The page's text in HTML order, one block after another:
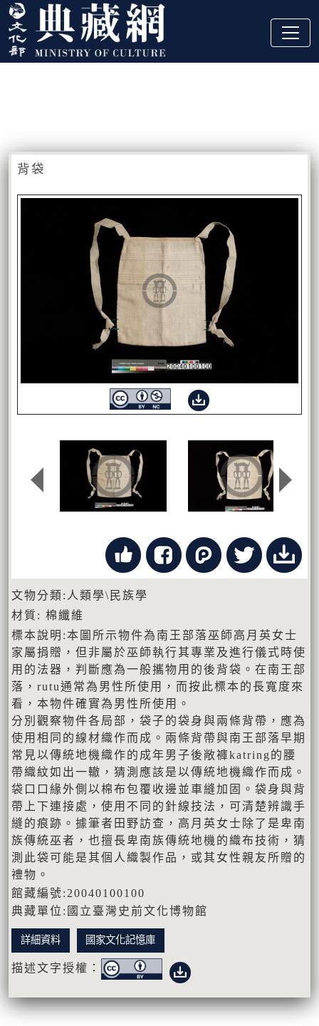
跳到主要內容
:::
背袋
文物分類:人類學\民族學
材質: 棉纖維
標本說明:本圖所示物件為南王部落巫師高月英女士
家屬捐贈，但非屬於巫師執行其專業及進行儀式時使
用的法器，判斷應為一般攜物用的後背袋。在南王部
落，rutu通常為男性所使用，而按此標本的長寬度來
看，本物件確實為男性所使用。
分別觀察物件各局部，袋子的袋身與兩條背帶，應為
使用相同的線材織作而成。兩條背帶與南王部落早期
常見以傳統地機織作的成年男子後敞褲katring的腰
帶織紋如出一轍，猜測應該是以傳統地機織作而成。
袋口口緣外側以棉布包覆收邊並車縫加固。袋身與背
帶上下連接處，使用不同的針線技法，可清楚辨識手
縫的痕跡。據筆者田野訪查，高月英女士除了是卑南
族傳統巫者，也擅長卑南族傳統地機的織布技術，猜
測此袋可能是其個人織製作品，或其女性親友所贈的
禮物。
館藏編號:20040100100
典藏單位:國立臺灣史前文化博物館
詳細資料 國家文化記憶庫
描述文字授權：